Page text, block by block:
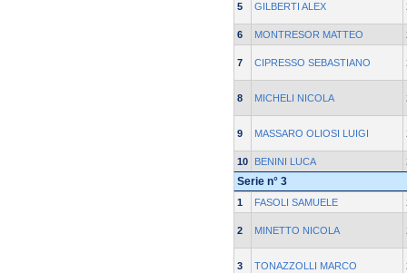
5 GILBERTI ALEX
6 MONTRESOR MATTEO
7 CIPRESSO SEBASTIANO
8 MICHELI NICOLA
9 MASSARO OLIOSI LUIGI
10 BENINI LUCA
Serie n° 3
1 FASOLI SAMUELE
2 MINETTO NICOLA
3 TONAZZOLLI MARCO